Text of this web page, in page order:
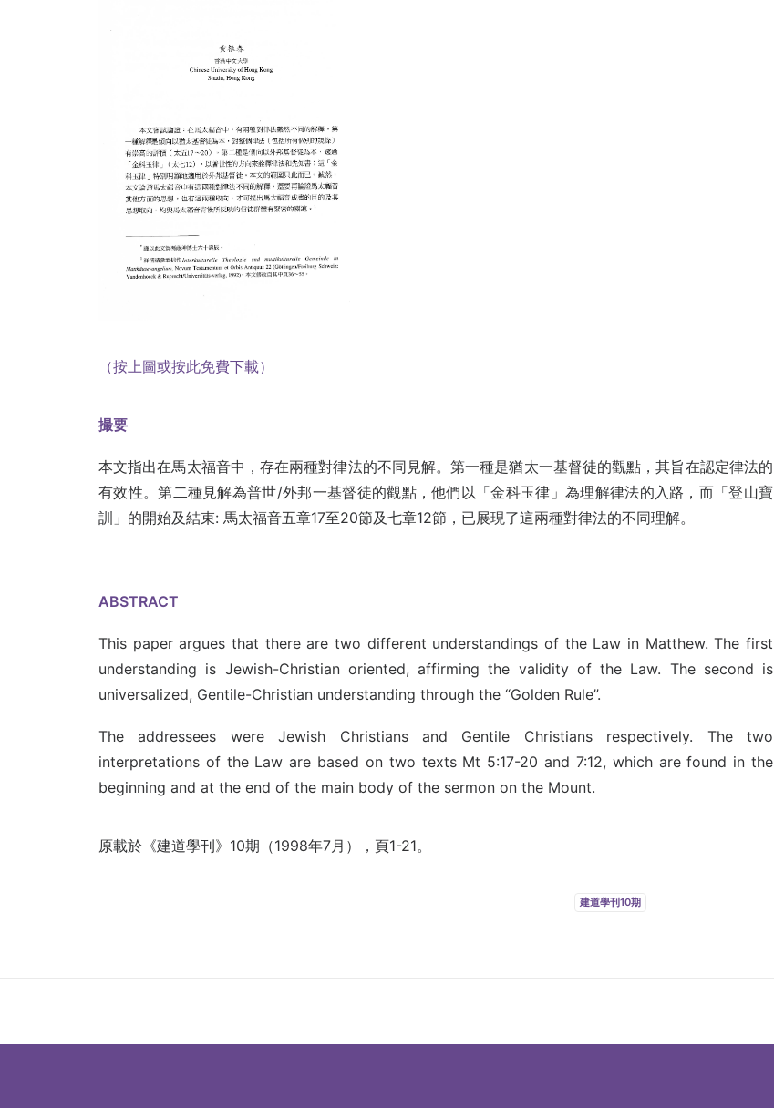
（按上圖或按此免費下載）
撮要
本文指出在馬太福音中，存在兩種對律法的不同見解。第一種是猶太一基督徒的觀點，其旨在認定律法的
有效性。第二種見解為普世/外邦一基督徒的觀點，他們以「金科玉律」為理解律法的入路，而「登山寶
訓」的開始及結束: 馬太福音五章17至20節及七章12節，已展現了這兩種對律法的不同理解。
ABSTRACT
This paper argues that there are two different understandings of the Law in Matthew. The first
understanding is Jewish-Christian oriented, affirming the validity of the Law. The second is
universalized, Gentile-Christian understanding through the “Golden Rule”.
The addressees were Jewish Christians and Gentile Christians respectively. The two
interpretations of the Law are based on two texts Mt 5:17-20 and 7:12, which are found in the
beginning and at the end of the main body of the sermon on the Mount.
原載於《建道學刊》10期（1998年7月），頁1-21。
建道學刊10期